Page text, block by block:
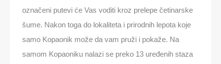
označeni putevi će Vas voditi kroz prelepe četinarske
šume. Nakon toga do lokaliteta i prirodnih lepota koje
samo Kopaonik može da vam pruži i pokaže. Na
samom Kopaoniku nalazi se preko 13 uređenih staza